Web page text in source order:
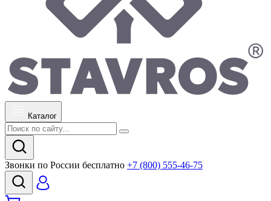
Каталог
Звонки по России бесплатно +7 (800) 555-46-75